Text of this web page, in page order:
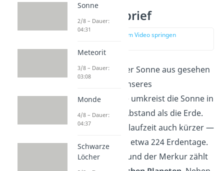
Venus Steckbrief
zur Stelle im Video springen
Die Venus ist von der Sonne aus gesehen
der zweite Planet unseres
Sonnensystems. Sie umkreist die Sonne in
einem geringeren Abstand als die Erde.
Deshalb ist ihre Umlaufzeit auch kürzer —
ein Jahr beträgt nur etwa 224 Erdentage.
Wie auch der Mars und der Merkur zählt
Sonne
2/8 – Dauer:
04:31
Meteorit
3/8 – Dauer:
03:08
Monde
4/8 – Dauer:
04:37
Schwarze
Löcher